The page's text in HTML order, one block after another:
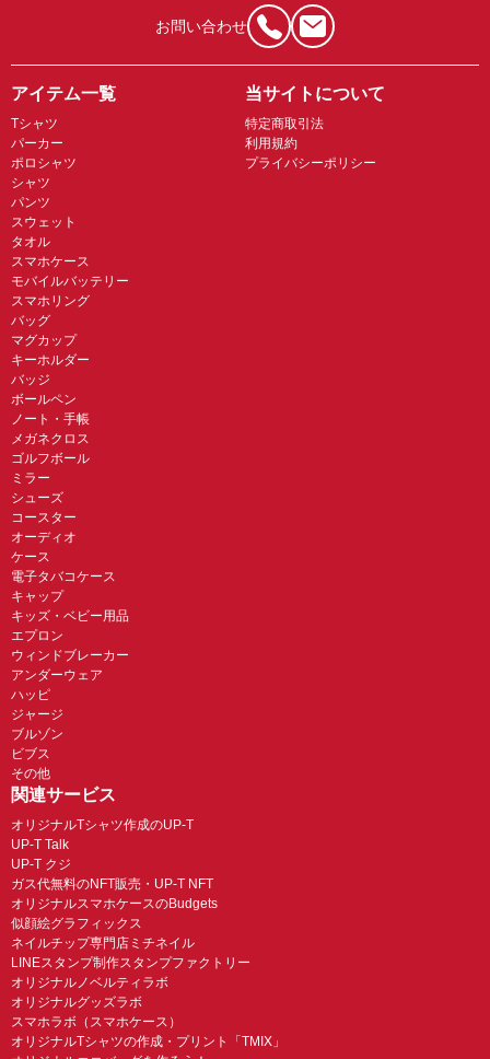
お問い合わせ
アイテム一覧
Tシャツ
パーカー
ポロシャツ
シャツ
パンツ
スウェット
タオル
スマホケース
モバイルバッテリー
スマホリング
バッグ
マグカップ
キーホルダー
バッジ
ボールペン
ノート・手帳
メガネクロス
ゴルフボール
ミラー
シューズ
コースター
オーディオ
ケース
電子タバコケース
キャップ
キッズ・ベビー用品
エプロン
ウィンドブレーカー
アンダーウェア
ハッピ
ジャージ
ブルゾン
ビブス
その他
当サイトについて
特定商取引法
利用規約
プライバシーポリシー
関連サービス
オリジナルTシャツ作成のUP-T
UP-T Talk
UP-T クジ
ガス代無料のNFT販売・UP-T NFT
オリジナルスマホケースのBudgets
似顔絵グラフィックス
ネイルチップ専門店ミチネイル
LINEスタンプ制作スタンプファクトリー
オリジナルノベルティラボ
オリジナルグッズラボ
スマホラボ（スマホケース）
オリジナルTシャツの作成・プリント「TMIX」